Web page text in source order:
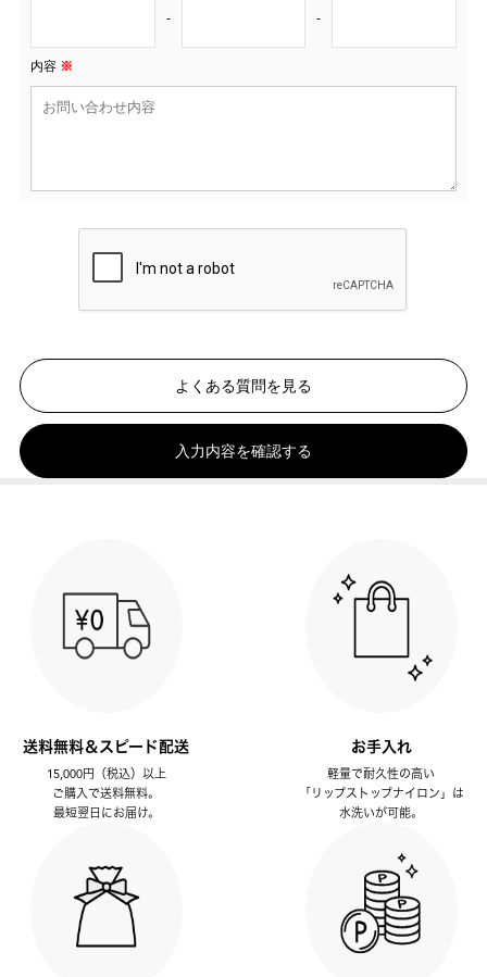
- -
内容 ※
よくある質問を見る
入力内容を確認する
送料無料＆スピード配送
15,000円（税込）以上
ご購入で送料無料。
最短翌日にお届け。
お手入れ
軽量で耐久性の高い
「リップストップナイロン」は
水洗いが可能。